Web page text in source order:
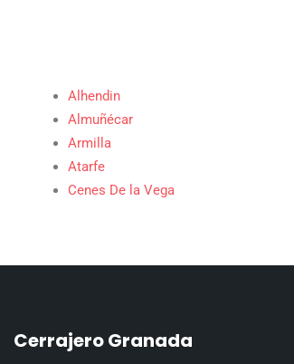
Alhendin
Almuñécar
Armilla
Atarfe
Cenes De la Vega
Cerrajero Granada